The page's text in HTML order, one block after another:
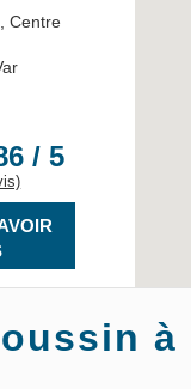
Centre
/ 5